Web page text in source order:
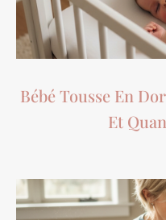
Bébé Tousse En
Et